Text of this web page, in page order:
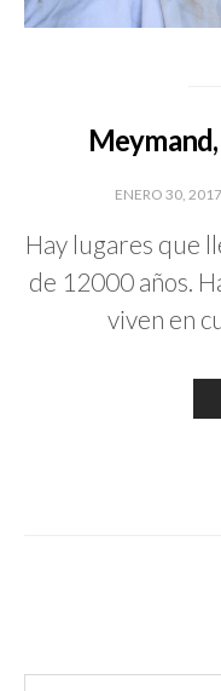
ENERO 30, 2017
Hay lugares que
de 12000 años.
viven en